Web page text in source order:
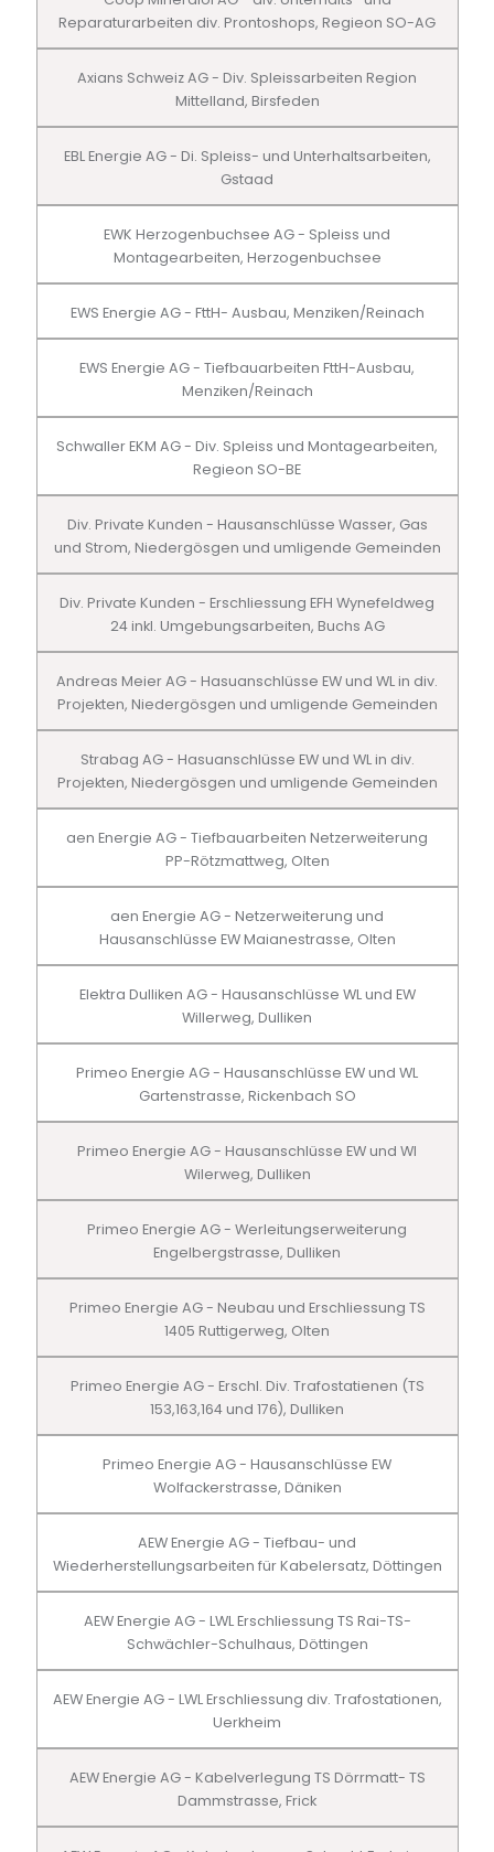
Reparaturarbeiten div. Prontoshops, Regieon SO-AG
Axians Schweiz AG - Div. Spleissarbeiten Region
Mittelland, Birsfeden
EBL Energie AG - Di. Spleiss- und Unterhaltsarbeiten,
Gstaad
EWK Herzogenbuchsee AG - Spleiss und
Montagearbeiten, Herzogenbuchsee
EWS Energie AG - FttH- Ausbau, Menziken/Reinach
EWS Energie AG - Tiefbauarbeiten FttH-Ausbau,
Menziken/Reinach
Schwaller EKM AG - Div. Spleiss und Montagearbeiten,
Regieon SO-BE
Div. Private Kunden - Hausanschlüsse Wasser, Gas
und Strom, Niedergösgen und umligende Gemeinden
Div. Private Kunden - Erschliessung EFH Wynefeldweg
24 inkl. Umgebungsarbeiten, Buchs AG
Andreas Meier AG - Hasuanschlüsse EW und WL in div.
Projekten, Niedergösgen und umligende Gemeinden
Strabag AG - Hasuanschlüsse EW und WL in div.
Projekten, Niedergösgen und umligende Gemeinden
aen Energie AG - Tiefbauarbeiten Netzerweiterung
PP-Rötzmattweg, Olten
aen Energie AG - Netzerweiterung und
Hausanschlüsse EW Maianestrasse, Olten
Elektra Dulliken AG - Hausanschlüsse WL und EW
Willerweg, Dulliken
Primeo Energie AG - Hausanschlüsse EW und WL
Gartenstrasse, Rickenbach SO
Primeo Energie AG - Hausanschlüsse EW und Wl
Wilerweg, Dulliken
Primeo Energie AG - Werleitungserweiterung
Engelbergstrasse, Dulliken
Primeo Energie AG - Neubau und Erschliessung TS
1405 Ruttigerweg, Olten
Primeo Energie AG - Erschl. Div. Trafostatienen (TS
153,163,164 und 176), Dulliken
Primeo Energie AG - Hausanschlüsse EW
Wolfackerstrasse, Däniken
AEW Energie AG - Tiefbau- und
Wiederherstellungsarbeiten für Kabelersatz, Döttingen
AEW Energie AG - LWL Erschliessung TS Rai-TS-
Schwächler-Schulhaus, Döttingen
AEW Energie AG - LWL Erschliessung div. Trafostationen,
Uerkheim
AEW Energie AG - Kabelverlegung TS Dörrmatt- TS
Dammstrasse, Frick